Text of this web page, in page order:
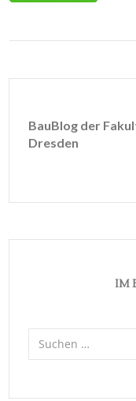
BauBlog der
Dresden
IM
Suchen
nach: